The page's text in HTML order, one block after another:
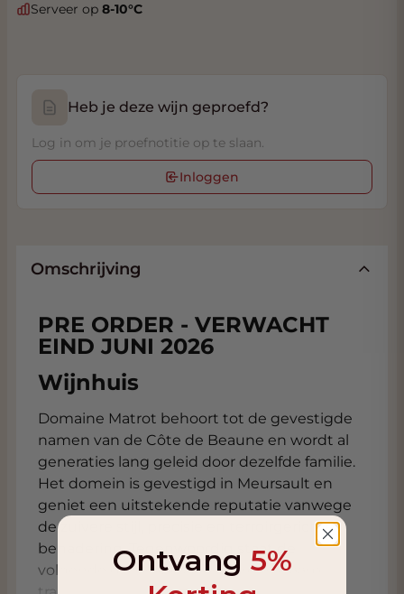
Serveer op 8-10°C
Heb je deze wijn geproefd?
Log in om je proefnotitie op te slaan.
Inloggen
Omschrijving
PRE ORDER - VERWACHT
EIND JUNI 2026
Wijnhuis
Domaine Matrot behoort tot de gevestigde
namen van de Côte de Beaune en wordt al
generaties lang geleid door dezelfde familie.
Het domein is gevestigd in Meursault en
geniet een uitstekende reputatie vanwege
de zuivere stijl, precisie en terroirgerichte
benadering. Tegenwoordig staat de
volgende generatie aan het roer, waarbij
Ontvang 5%